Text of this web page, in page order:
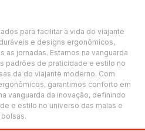
para facilitar a vida do viajante
e designs ergonômicos,
as jornadas. Estamos na vanguarda
padrões de praticidade e estilo no
do viajante moderno. Com
garantimos conforto em
vanguarda da inovação, definindo
e estilo no universo das malas e
bolsas.